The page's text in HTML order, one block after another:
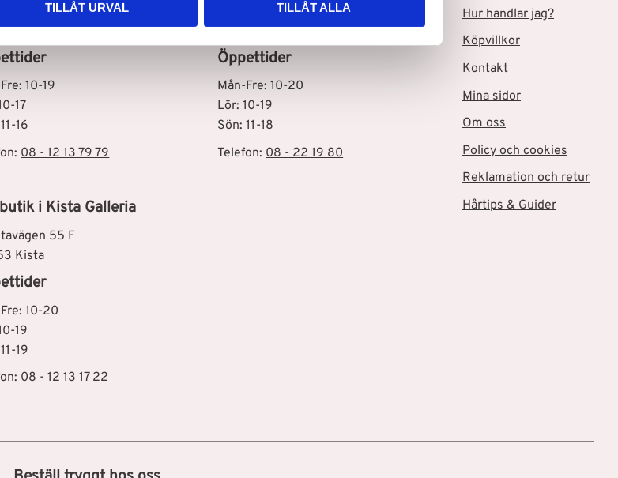
TILLÅT URVAL TILLÅT ALLA
100
Stockholm
10-19
17
16
08 - 12 13 79 79
i Kista Galleria
55 F
Kista
10-20
19
19
08 - 12 13 17 22
Storholmsgatan 3
127 48 Skärholmen
Öppettider
Mån-Fre: 10-20
Lör: 10-19
Sön: 11-18
Telefon: 08 - 22 19 80
Hur handlar jag?
Köpvillkor
Kontakt
Mina sidor
Om oss
Policy och cookies
Reklamation och retur
Hårtips & Guider